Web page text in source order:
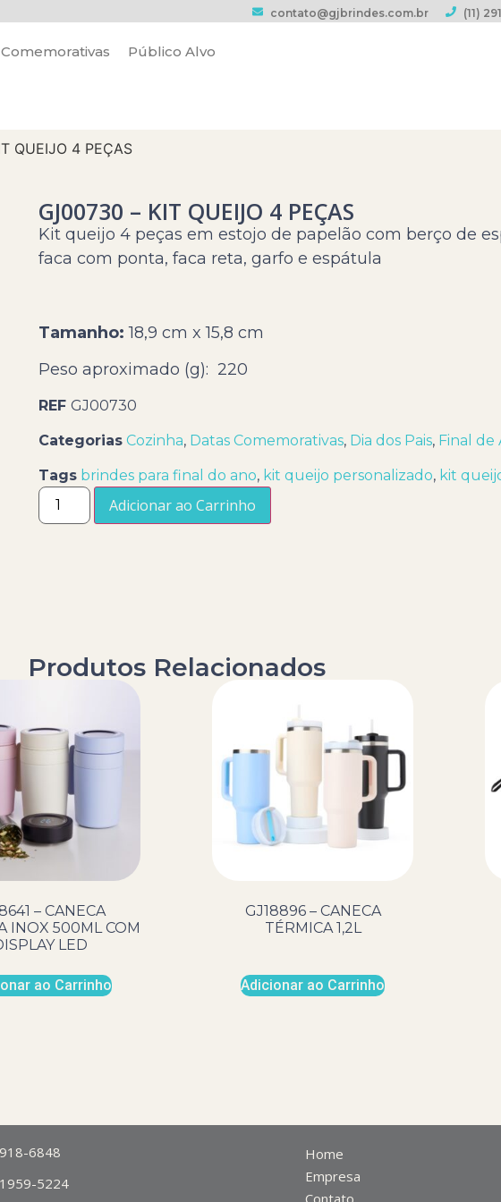
contato@gjbrindes.com.br (11)
Público Alvo
QUEIJO 4 PEÇAS
GJ00730 – KIT QUEIJO 4 PEÇAS
Kit queijo 4 peças em estojo de papelão com berço de
faca com ponta, faca reta, garfo e espátula
Tamanho: 18,9 cm x 15,8 cm
Peso aproximado (g): 220
REF GJ00730
Categorias Cozinha, Datas Comemorativas, Dia dos Pais, Final de
Tags brindes para final do ano, kit queijo personalizado, kit
Adicionar ao Carrinho
Produtos Relacionados
– CANECA
INOX 500ML COM
LED
ao Carrinho
GJ18896 – CANECA
TÉRMICA 1,2L
Adicionar ao Carrinho
6848
5224
Home
Empresa
Contato